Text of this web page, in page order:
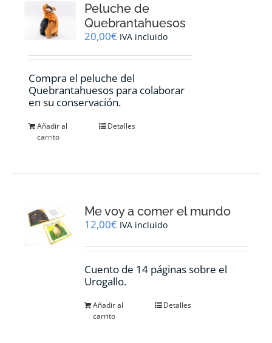
pueden
elegir
en
la
producto
Peluche de
Quebrantahuesos
20,00€ IVA incluido
Compra el peluche del
Quebrantahuesos para colaborar
en su conservación.
Añadir al
carrito
Detalles
Me voy a comer el mundo
12,00€ IVA incluido
Cuento de 14 páginas sobre el
Urogallo.
Añadir al
carrito
Detalles